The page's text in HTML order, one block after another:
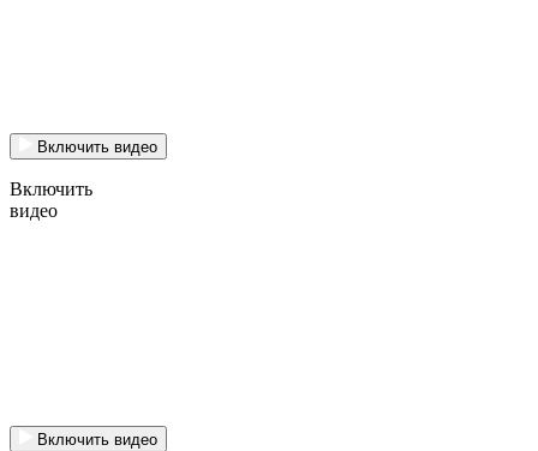
Включить видео
Включить
видео
Включить видео